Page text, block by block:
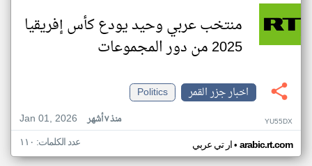
منتخب عربي وحيد يودع كأس إفريقيا
2025 من دور المجموعات
اخبار جزر القمر
Politics
Jan 01, 2026
منذ ٧ أشهر YU55DX
ار تي عربي• arabic.rt.com عدد الكلمات: ١١٠